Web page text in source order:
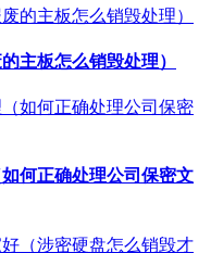
主板怎么销毁处理）
何正确处理公司保密文